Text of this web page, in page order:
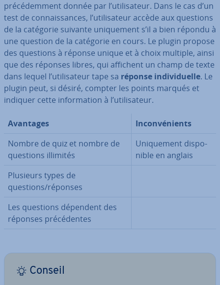
pré­cé­dem­ment donnée par l’uti­li­sa­teur. Dans le cas d’un
test de con­nais­sances, l’uti­li­sa­teur accède aux questions
de la catégorie suivante uni­que­ment s’il a bien répondu à
une question de la catégorie en cours. Le plugin propose
des questions à réponse unique et à choix multiple, ainsi
que des réponses libres, qui affichent un champ de texte
dans lequel l’uti­li­sa­teur tape sa réponse in­di­vi­duelle. Le
plugin peut, si désiré, compter les points marqués et
indiquer cette in­for­ma­tion à l’uti­li­sa­teur.
Avantages
In­con­vé­nients
Nombre de quiz et nombre de
questions illimités
Uni­que­ment dis­po­
nible en anglais
Plusieurs types de
questions/réponses
Les questions dépendent des
réponses pré­cé­dentes
Conseil